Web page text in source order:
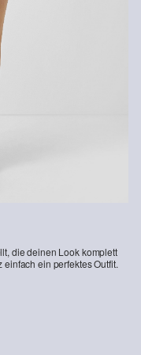
die deinen Look komplett
ein perfektes Outfit.